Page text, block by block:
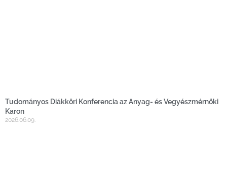
Tudományos Diákköri Konferencia az Anyag- és Vegyészmérnöki
Karon
2026.06.09.